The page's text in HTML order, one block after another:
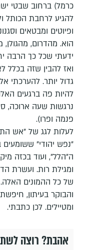
כרמל) ברחוב שבטי
להגיע לרחבת הכותל
ופיוטים ומבטאים
הוא. מהדרום, מהגולן,
ידעתי שכל כך הרבה
ואז להבין שזה בכלל
גדול יותר. להערכתי
להיות פה ברגעים
נרגשות שעה ארוכה,
פנמה ופרו).
לעלות לגג של "אש
"נפש יהודי"
ה"הלל", ועוד בכזה
ומגילת רות. ועשרת
של כל ההמונים האלה.
והבוקר בעיתון,
ומטיילים. לכן כתבתי.
אהבת? רוצה